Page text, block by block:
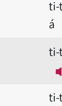
ti-
á
ti-
ti-